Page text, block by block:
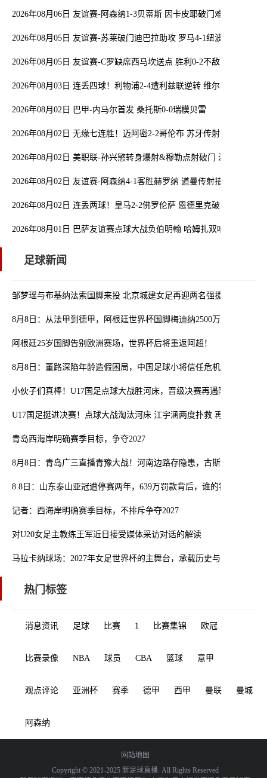
2026年08月06日 友谊赛-阿森纳1-3贝蒂斯 因卡皮耶破门难救主 福纳
2026年08月05日 友谊赛-苏莱破门迪巴拉助攻 罗马4-1纽波特郡
2026年08月05日 友谊赛-C罗缺席西马坎送点 胜利0-2不敌阿尔梅里亚
2026年08月03日 连丢四球！利物浦2-4遭利兹联逆转 维尔茨钱伯斯破
2026年08月02日 巴甲-内马尔首发 桑托斯0-0瑞模贝雷
2026年08月02日 无缘七连胜！迈阿密2-2哥伦布 苏牙传射卡塞米罗乌
2026年08月02日 美职联-孙兴慜转身爆射&穆勒点射破门 温哥华白浪
2026年08月02日 友谊赛-阿森纳4-1客胜赫罗纳 道曼传射措利斯破门
2026年08月02日 连丢两球！皇马2-2佛罗伦萨 恩德里克破门 18岁小将
2026年08月01日 巴萨友谊赛点球大战负伯明翰 哈姆扎双响阿德耶米
足球新闻
邹梦瑶与布基纳法索国脚来投 北京城建女足再迎两名强援
8月8日：从法甲到德甲，阿根廷世界杯国脚梅迪纳2500万欧转会勒沃
阿根廷25岁国脚告别欧洲赛场，世界杯后将重返阿超！
8月8日：董路深陷年龄造假困局，中国足球小将信任危机何解？
小伙子们真棒！U17国足点球大战胜河床，晋级决赛再遇阿森纳
U17国足挺进决赛！点球大战淘汰河床 江宇涵两度扑救 再与阿森纳交
青岛西海岸明确赛季目标，争夺2027
8月8日：青岛广三直播青豫大战！河南边路存隐患，古斯塔沃等喂饼
8.8日：山东泰山亚冠遭停赛两年，639万罚款背后，谁的锅？
记者：西海岸明确赛季目标，不排斥争夺2027
对U20女足主教练王军近日接受媒体采访对话的解读
马拉卡纳球场：2027年女足世界杯的主舞台，承载历史与未来的交汇
热门标签
消息资讯 足球 比赛 1 比赛集锦 欧冠
比赛录像 NBA 球员 CBA 篮球 意甲
观点评论 亚洲杯 赛季 德甲 西甲 曼联 曼城
阿森纳
网站地图
Copyright © 2021-2025 新足球直播. All Rights Reserved